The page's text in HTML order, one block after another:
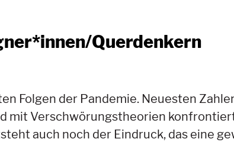
Querdenkern
Folgen der Pandemie. Neuesten
mit Verschwörungstheorien
auch noch der Eindruck, das eine